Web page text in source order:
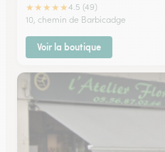
★★★★★4.5 (49)
10, chemin de Barbicadge
Voir la boutique